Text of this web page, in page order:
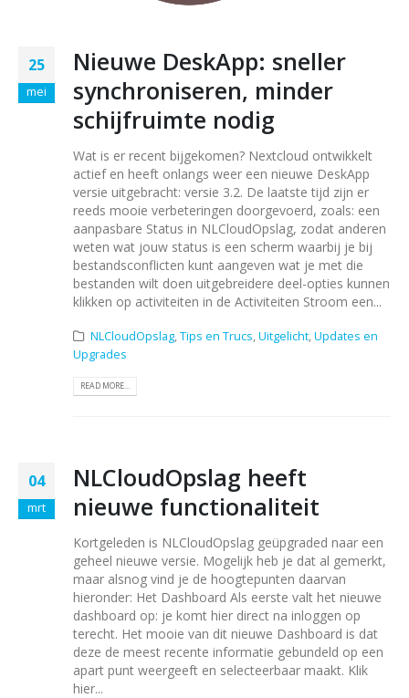
25
mei
Nieuwe DeskApp: sneller
synchroniseren, minder
schijfruimte nodig
Wat is er recent bijgekomen? Nextcloud ontwikkelt
actief en heeft onlangs weer een nieuwe DeskApp
versie uitgebracht: versie 3.2. De laatste tijd zijn er
reeds mooie verbeteringen doorgevoerd, zoals: een
aanpasbare Status in NLCloudOpslag, zodat anderen
weten wat jouw status is een scherm waarbij je bij
bestandsconflicten kunt aangeven wat je met die
bestanden wilt doen uitgebreidere deel-opties kunnen
klikken op activiteiten in de Activiteiten Stroom een...
NLCloudOpslag,Tips en Trucs,Uitgelicht,Updates en
Upgrades
READ MORE...
04
mrt
NLCloudOpslag heeft
nieuwe functionaliteit
Kortgeleden is NLCloudOpslag geüpgraded naar een
geheel nieuwe versie. Mogelijk heb je dat al gemerkt,
maar alsnog vind je de hoogtepunten daarvan
hieronder: Het Dashboard Als eerste valt het nieuwe
dashboard op: je komt hier direct na inloggen op
terecht. Het mooie van dit nieuwe Dashboard is dat
deze de meest recente informatie gebundeld op een
apart punt weergeeft en selecteerbaar maakt. Klik
hier...